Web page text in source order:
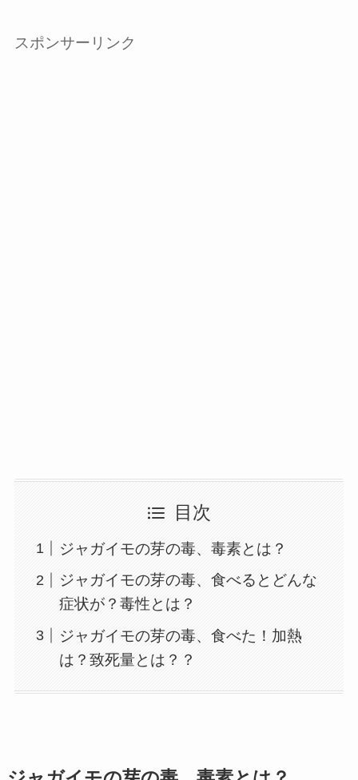
スポンサーリンク
目次
ジャガイモの芽の毒、毒素とは？
ジャガイモの芽の毒、食べるとどんな
症状が？毒性とは？
ジャガイモの芽の毒、食べた！加熱
は？致死量とは？？